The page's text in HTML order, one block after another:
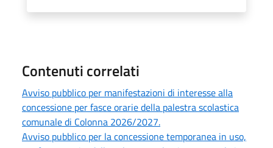
Contenuti correlati
Avviso pubblico per manifestazioni di interesse alla
concessione per fasce orarie della palestra scolastica
comunale di Colonna 2026/2027.
Avviso pubblico per la concessione temporanea in uso,